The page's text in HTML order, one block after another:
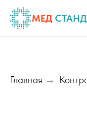
МЕД
Главная →